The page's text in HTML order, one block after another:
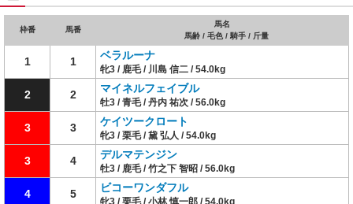
枠番 馬番
馬名
馬齢 / 毛色 / 騎手 / 斤量
1 1 ベラルーナ
牝3 / 鹿毛 / 川島 信二 / 54.0kg
2 2 マイネルフェイブル
牡3 / 青毛 / 丹内 祐次 / 56.0kg
3 3 ケイツークロート
牝3 / 栗毛 / 黛 弘人 / 54.0kg
3 4 デルマテンジン
牡3 / 鹿毛 / 竹之下 智昭 / 56.0kg
4 5 ビコーワンダフル
牝3 / 栗毛 / 小林 慎一郎 / 54.0kg